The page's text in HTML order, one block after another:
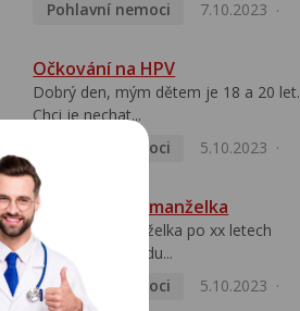
Pohlavní nemoci
7.10.2023
Očkování na HPV
Dobrý den, mým dětem je 18 a 20 let.
Chci je nechat...
Pohlavní nemoci
5.10.2023
HPV pozitivní manželka
Dobrý den, manželka po xx letech
přivezla z Východu...
Pohlavní nemoci
5.10.2023